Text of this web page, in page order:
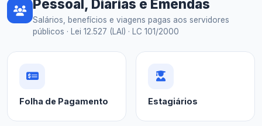
Pessoal, Diárias e Emendas
Salários, benefícios e viagens pagas aos servidores
públicos · Lei 12.527 (LAI) · LC 101/2000
Folha de Pagamento Estagiários